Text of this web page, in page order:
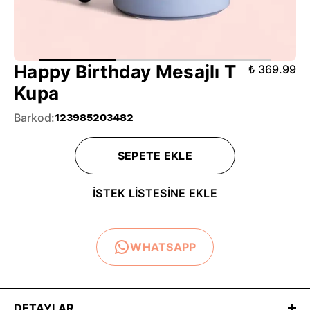
Happy Birthday Mesajlı T
Kupa
₺ 369.99
Barkod:123985203482
SEPETE EKLE
İSTEK LİSTESİNE EKLE
WHATSAPP